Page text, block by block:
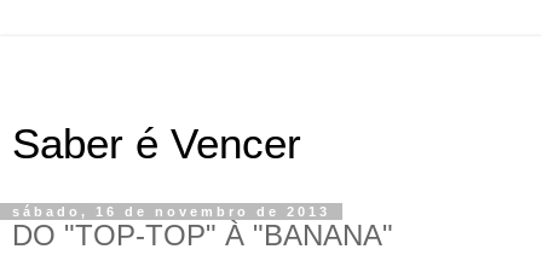
Saber é Vencer
sábado, 16 de novembro de 2013
DO "TOP-TOP" À "BANANA"